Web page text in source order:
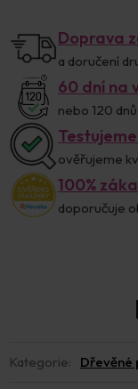
Doprava
a doručení
60 dní na
nebo 120
ověřujeme
100%
doporučuje
Kategorie: